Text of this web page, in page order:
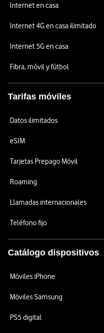
Internet en casa
Internet 4G en casa ilimitado
Internet 5G en casa
Fibra, móvil y fútbol
Tarifas móviles
Datos ilimitados
eSIM
Tarjetas Prepago Móvil
Roaming
Llamadas internacionales
Teléfono fijo
Catálogo dispositivos
Móviles iPhone
Móviles Samsung
PS5 digital